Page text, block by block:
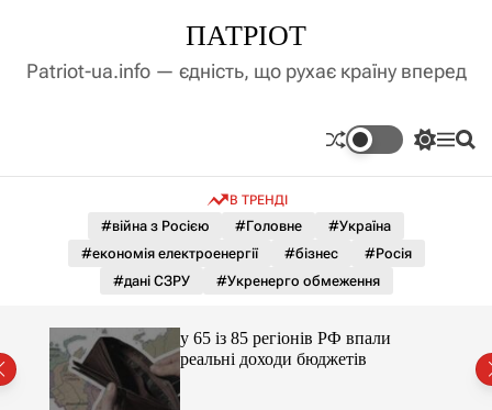
д
у
ПАТРІОТ
Patriot-ua.info — єдність, що рухає країну вперед
П
м
к
о
М П
В ТРЕНДІ
#війна з Росією #Головне
#Україна
#економія електроенергії
#бізнес
#Росія
#дані СЗРУ
#Укренерго обмеження
у 65 із 85 регіонів РФ впали
реальні доходи бюджетів